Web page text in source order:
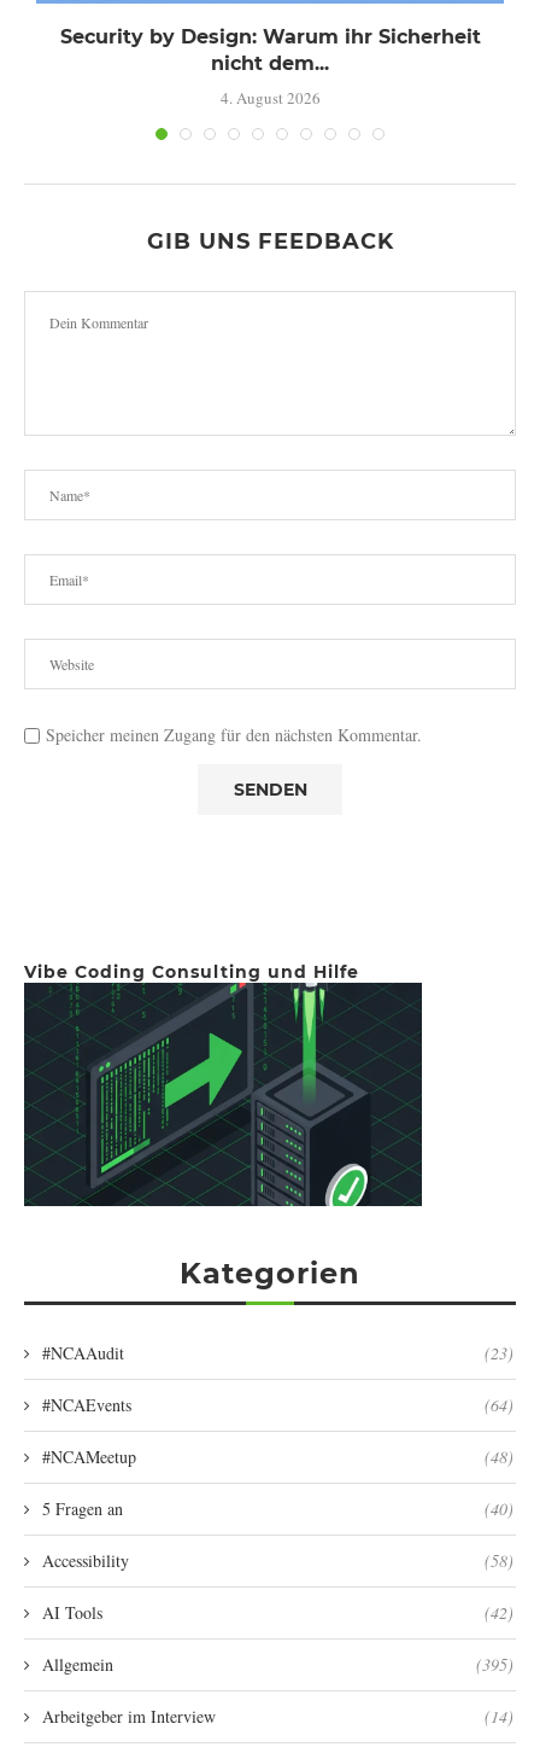
Security by Design: Warum ihr Sicherheit
nicht dem...
4. August 2026
GIB UNS FEEDBACK
Speicher meinen Zugang für den nächsten Kommentar.
Vibe Coding Consulting und Hilfe
Kategorien
#NCAAudit (23)
#NCAEvents (64)
#NCAMeetup (48)
5 Fragen an (40)
Accessibility (58)
AI Tools (42)
Allgemein (395)
Arbeitgeber im Interview (14)